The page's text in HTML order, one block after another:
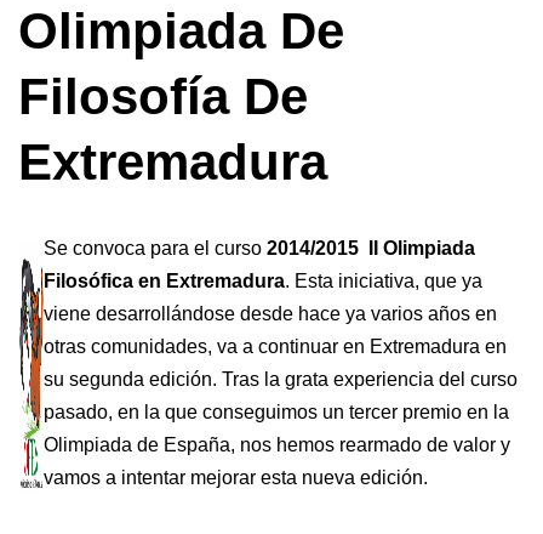
Olimpiada De
Filosofía De
Extremadura
Se convoca para el curso2014/2015
II Olimpiada
Filosófica en Extremadura. Esta iniciativa, que ya
viene desarrollándose desde hace ya varios años en
otras comunidades, va a continuar en Extremadura en
su segunda edición. Tras la grata experiencia del curso
pasado, en la que conseguimos un tercer premio en la
Olimpiada de España, nos hemos rearmado de valor y
vamos a intentar mejorar esta nueva edición.